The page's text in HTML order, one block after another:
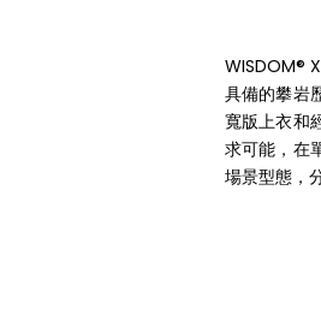
WISDOM®
具備的攀岩
寬版上衣和
求可能，在
場景型態，